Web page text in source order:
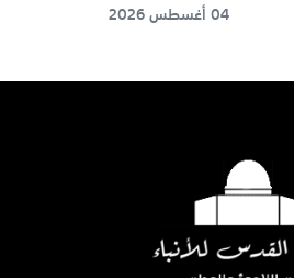
موجوداً.. ولا مانع
القيادة السورية
04 أغسطس 2026